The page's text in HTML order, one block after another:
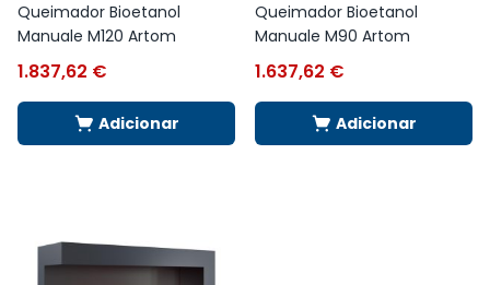
Queimador Bioetanol
Manuale M120 Artom
1.837,62 €
Adicionar
Queimador Bioetanol
Manuale M90 Artom
1.637,62 €
Adicionar